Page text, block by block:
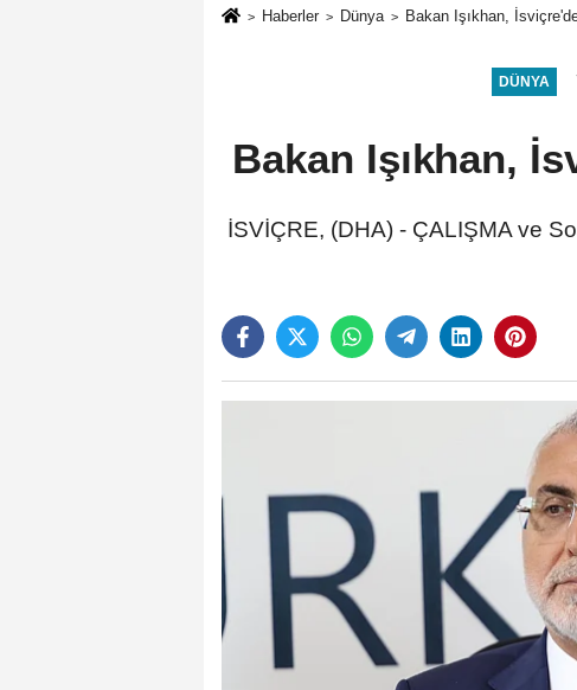
Haberler Dünya Bakan Işıkhan,
DÜNYA
Bakan Işıkhan,
İSVİÇRE, (DHA) - ÇALIŞMA ve